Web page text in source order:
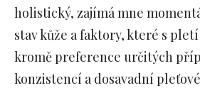
holistický, zajímá mne
stav kůže a faktory, které s
kromě preference určitých
konzistencí a dosavadní